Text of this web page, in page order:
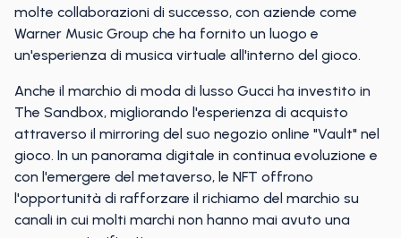
molte collaborazioni di successo, con aziende come
Warner Music Group che ha fornito un luogo e
un'esperienza di musica virtuale all'interno del gioco.
Anche il marchio di moda di lusso Gucci ha investito in
The Sandbox, migliorando l'esperienza di acquisto
attraverso il mirroring del suo negozio online "Vault" nel
gioco. In un panorama digitale in continua evoluzione e
con l'emergere del metaverso, le NFT offrono
l'opportunità di rafforzare il richiamo del marchio su
canali in cui molti marchi non hanno mai avuto una